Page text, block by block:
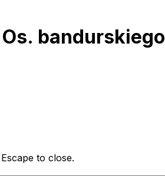
bandurskiego
to close.